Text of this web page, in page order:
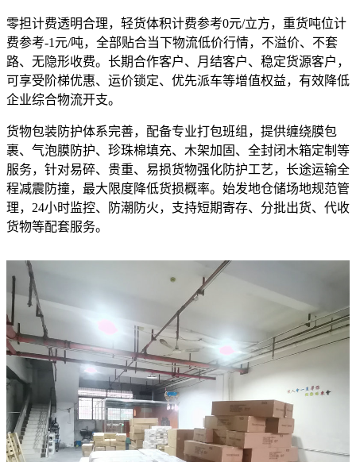
零担计费透明合理，轻货体积计费参考0元/立方，重货吨位计
费参考-1元/吨，全部贴合当下物流低价行情，不溢价、不套
路、无隐形收费。长期合作客户、月结客户、稳定货源客户，
可享受阶梯优惠、运价锁定、优先派车等增值权益，有效降低
企业综合物流开支。
货物包装防护体系完善，配备专业打包班组，提供缠绕膜包
裹、气泡膜防护、珍珠棉填充、木架加固、全封闭木箱定制等
服务，针对易碎、贵重、易损货物强化防护工艺，长途运输全
程减震防撞，最大限度降低货损概率。始发地仓储场地规范管
理，24小时监控、防潮防火，支持短期寄存、分批出货、代收
货物等配套服务。